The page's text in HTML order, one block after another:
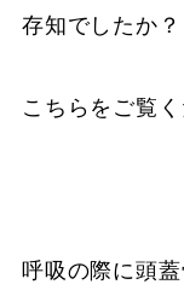
存知でしたか？
こちらをご覧く
呼吸の際に頭